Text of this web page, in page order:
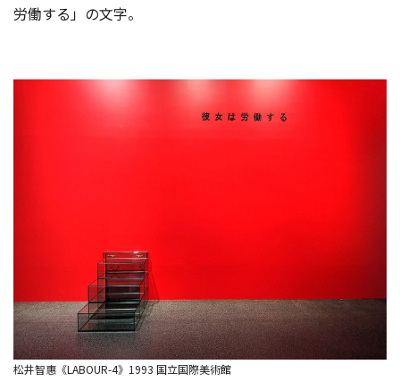
労働する」の文字。
松井智惠《LABOUR-4》1993 国立国際美術館